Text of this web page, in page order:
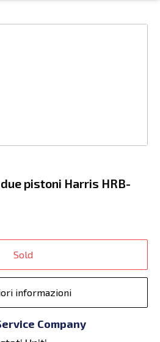
pistoni Harris HRB-
Sold
informazioni
Company